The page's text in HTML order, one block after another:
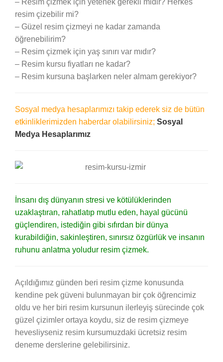
– Resim çizmek için yetenek gerekli midir? Herkes
resim çizebilir mi?
– Güzel resim çizmeyi ne kadar zamanda
öğrenebilirim?
– Resim çizmek için yaş sınırı var mıdır?
– Resim kursu fiyatları ne kadar?
– Resim kursuna başlarken neler almam gerekiyor?
Sosyal medya hesaplarımızı takip ederek siz de bütün
etkinliklerimizden haberdar olabilirsiniz; Sosyal
Medya Hesaplarımız
İnsanı dış dünyanın stresi ve kötülüklerinden
uzaklaştıran, rahatlatıp mutlu eden, hayal gücünü
güçlendiren, istediğin gibi sıfırdan bir dünya
kurabildiğin, sakinleştiren, sınırsız özgürlük ve insanın
ruhunu anlatma yoludur resim çizmek.
Açıldığımız günden beri resim çizme konusunda
kendine pek güveni bulunmayan bir çok öğrencimiz
oldu ve her biri resim kursunun ilerleyiş sürecinde çok
güzel çizimler ortaya koydu, siz de resim çizmeye
hevesliyseniz resim kursumuzdaki ücretsiz resim
deneme derslerine gelebilirsiniz.